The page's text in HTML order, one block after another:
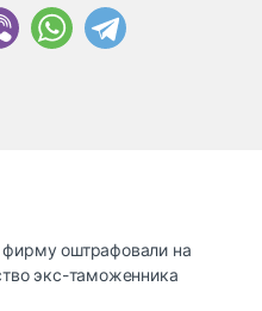
оштрафовали на
экс-таможенника